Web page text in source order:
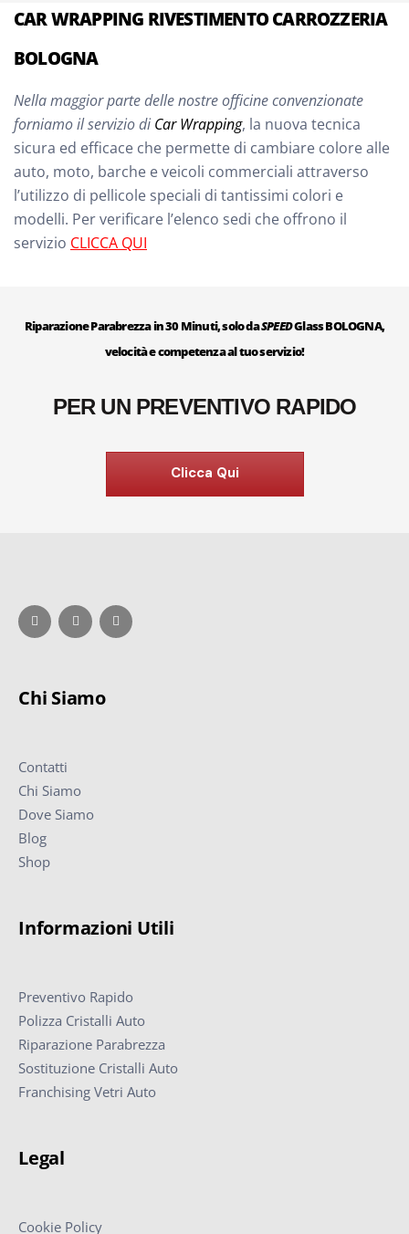
CAR WRAPPING RIVESTIMENTO CARROZZERIA
BOLOGNA
Nella maggior parte delle nostre officine convenzionate
forniamo il servizio di Car Wrapping, la nuova tecnica
sicura ed efficace che permette di cambiare colore alle
auto, moto, barche e veicoli commerciali attraverso
l’utilizzo di pellicole speciali di tantissimi colori e
modelli. Per verificare l’elenco sedi che offrono il
servizio CLICCA QUI
Riparazione Parabrezza in 30 Minuti, solo daSPEEDGlass BOLOGNA,
velocità e competenza al tuo servizio!
PER UN PREVENTIVO RAPIDO
Clicca Qui
Chi Siamo
Contatti
Chi Siamo
Dove Siamo
Blog
Shop
Informazioni Utili
Preventivo Rapido
Polizza Cristalli Auto
Riparazione Parabrezza
Sostituzione Cristalli Auto
Franchising Vetri Auto
Legal
Cookie Policy